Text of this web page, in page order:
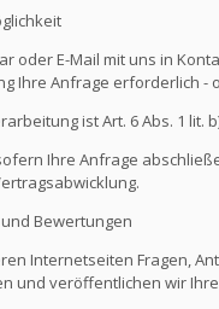
oder E-Mail mit uns in
Ihre Anfrage erforderlich
ist Art. 6 Abs. 1 lit.
Ihre Anfrage
Bewertungen
Internetseiten Fragen,
und veröffentlichen wir